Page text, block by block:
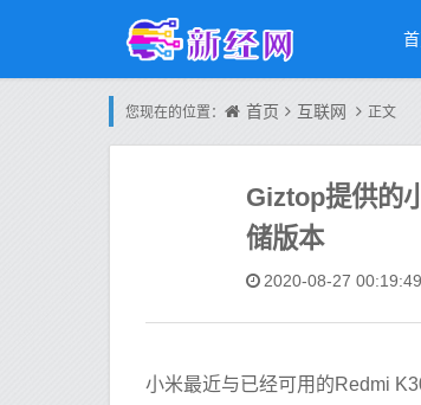
您现在的位置： 首页 互联网 正文
Giztop提供的
储版本
2020-08-27 00:19:49
小米最近与已经可用的Redmi